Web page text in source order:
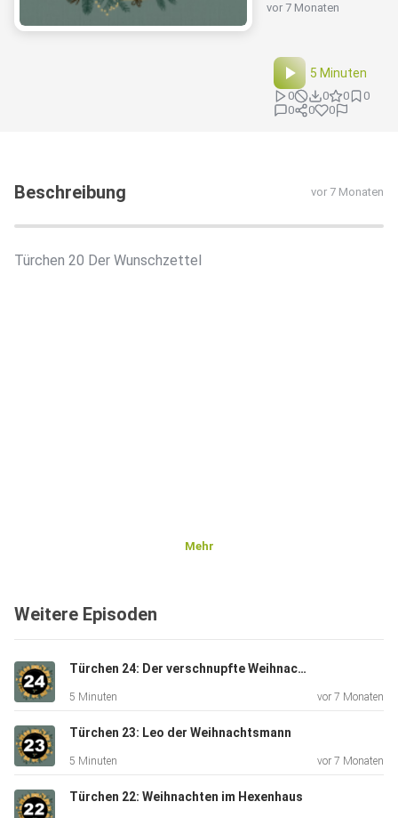
vor 7 Monaten
5 Minuten
0 0 0
0
0
0 0
Beschreibung vor 7 Monaten
Türchen 20 Der Wunschzettel
Mehr
Weitere Episoden
Türchen 24: Der verschnupfte Weihnachtsmann
5 Minuten vor 7 Monaten
Türchen 23: Leo der Weihnachtsmann
5 Minuten vor 7 Monaten
Türchen 22: Weihnachten im Hexenhaus